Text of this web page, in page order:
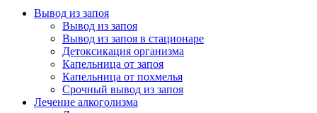
Вывод из запоя
Вывод из запоя
Вывод из запоя в стационаре
Детоксикация организма
Капельница от запоя
Капельница от похмелья
Срочный вывод из запоя
Лечение алкоголизма